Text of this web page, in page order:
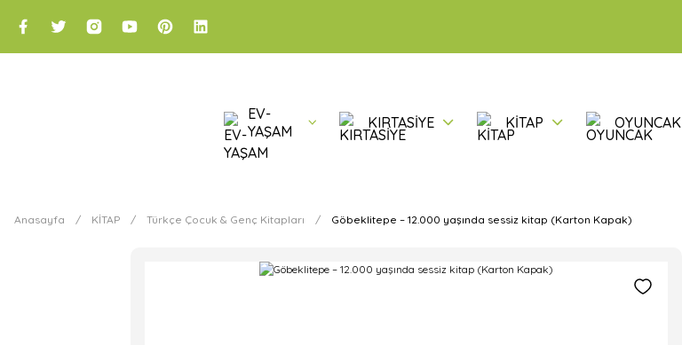
EV-
YAŞAM
KIRTASİYE KİTAP OYUNCAK
Anasayfa KİTAP Türkçe Çocuk & Genç Kitapları Göbeklitepe – 12.000 yaşında sessiz kitap (Karton Kapak)